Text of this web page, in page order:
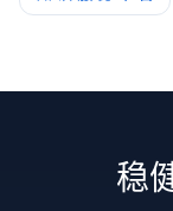
稳